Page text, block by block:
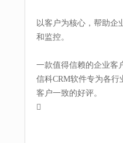
以客户为核心，帮助企
和监控。
一款值得信赖的企业客
信科CRM软件专为各
客户一致的好评。
